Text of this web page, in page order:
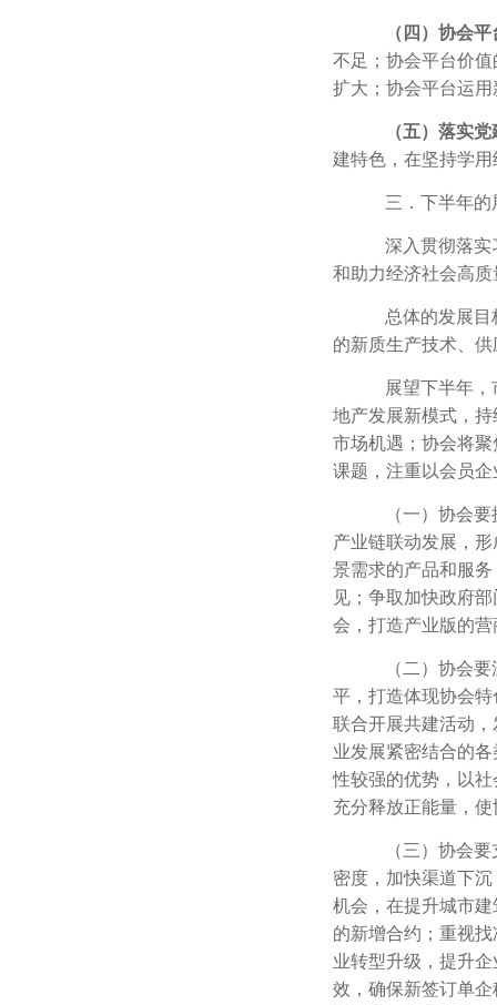
（四）协会
不足；协会平台价
扩大；协会平台运
（五）落实
建特色，在坚持学
三．下半年的
深入贯彻落实
和助力经济社会高
总体的发展
的新质生产技术、
展望下半年
地产发展新模式，
市场机遇；协会将
课题，注重以会员
（一）协会
产业链联动发展，
景需求的产品和服
见；争取加快政府
会，打造产业版的营
（二）协会
平，打造体现协会
联合开展共建活动
业发展紧密结合的
性较强的优势，以
充分释放正能量，
（三）协会
密度，加快渠道下
机会，在提升城市
的新增合约；重视
业转型升级，提升
效，确保新签订单